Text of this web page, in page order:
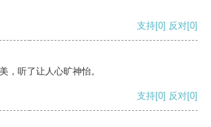
支持[0] 反对[0]
，听了让人心旷神怡。
支持[0] 反对[0]